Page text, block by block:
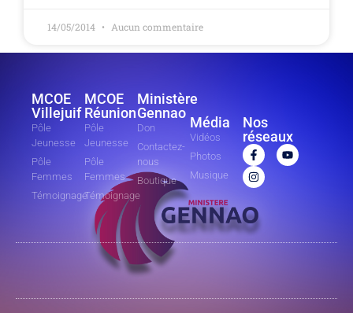
14/05/2014 Aucun commentaire
MCOE
Villejuif
Pôle
Jeunesse
Pôle
Femmes
Témoignage
MCOE
Réunion
Pôle
Jeunesse
Pôle
Femmes
Témoignage
Ministère
Gennao
Don
Contactez-
nous
Boutique
Média
Vidéos
Photos
Musique
Nos
réseaux